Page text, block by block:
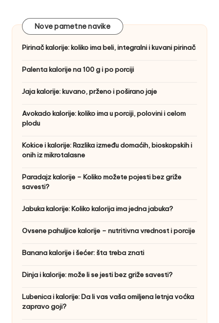
Nove pametne navike
Pirinač kalorije: koliko ima beli, integralni i kuvani pirinač
Palenta kalorije na 100 g i po porciji
Jaja kalorije: kuvano, prženo i poširano jaje
Avokado kalorije: koliko ima u porciji, polovini i celom
plodu
Kokice i kalorije: Razlika između domaćih, bioskopskih i
onih iz mikrotalasne
Paradajz kalorije – Koliko možete pojesti bez griže
savesti?
Jabuka kalorije: Koliko kalorija ima jedna jabuka?
Ovsene pahuljice kalorije – nutritivna vrednost i porcije
Banana kalorije i šećer: šta treba znati
Dinja i kalorije: može li se jesti bez griže savesti?
Lubenica i kalorije: Da li vas vaša omiljena letnja voćka
zapravo goji?